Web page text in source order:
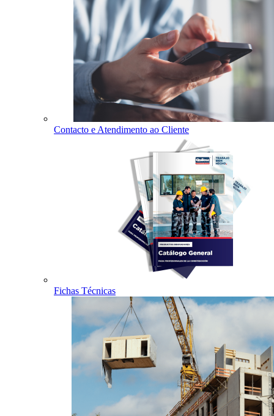
Contacto e Atendimento ao Cliente
Fichas Técnicas